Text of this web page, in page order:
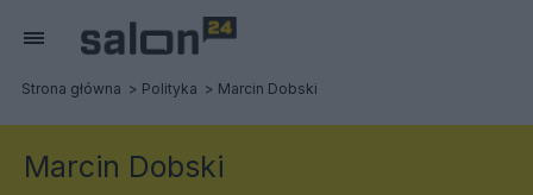
Strona główna Polityka Marcin Dobski
Marcin Dobski